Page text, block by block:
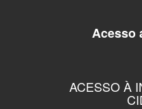
Acesso
ACESSO À